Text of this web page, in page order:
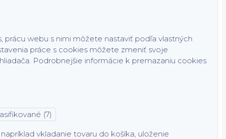
webu s nimi môžete nastaviť podľa vlastných
práce s cookies môžete zmeniť svoje
Podrobnejšie informácie k premazaniu cookies
(7)
vkladanie tovaru do košíka, uloženie